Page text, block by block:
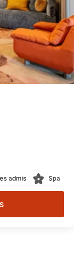
admis Spa